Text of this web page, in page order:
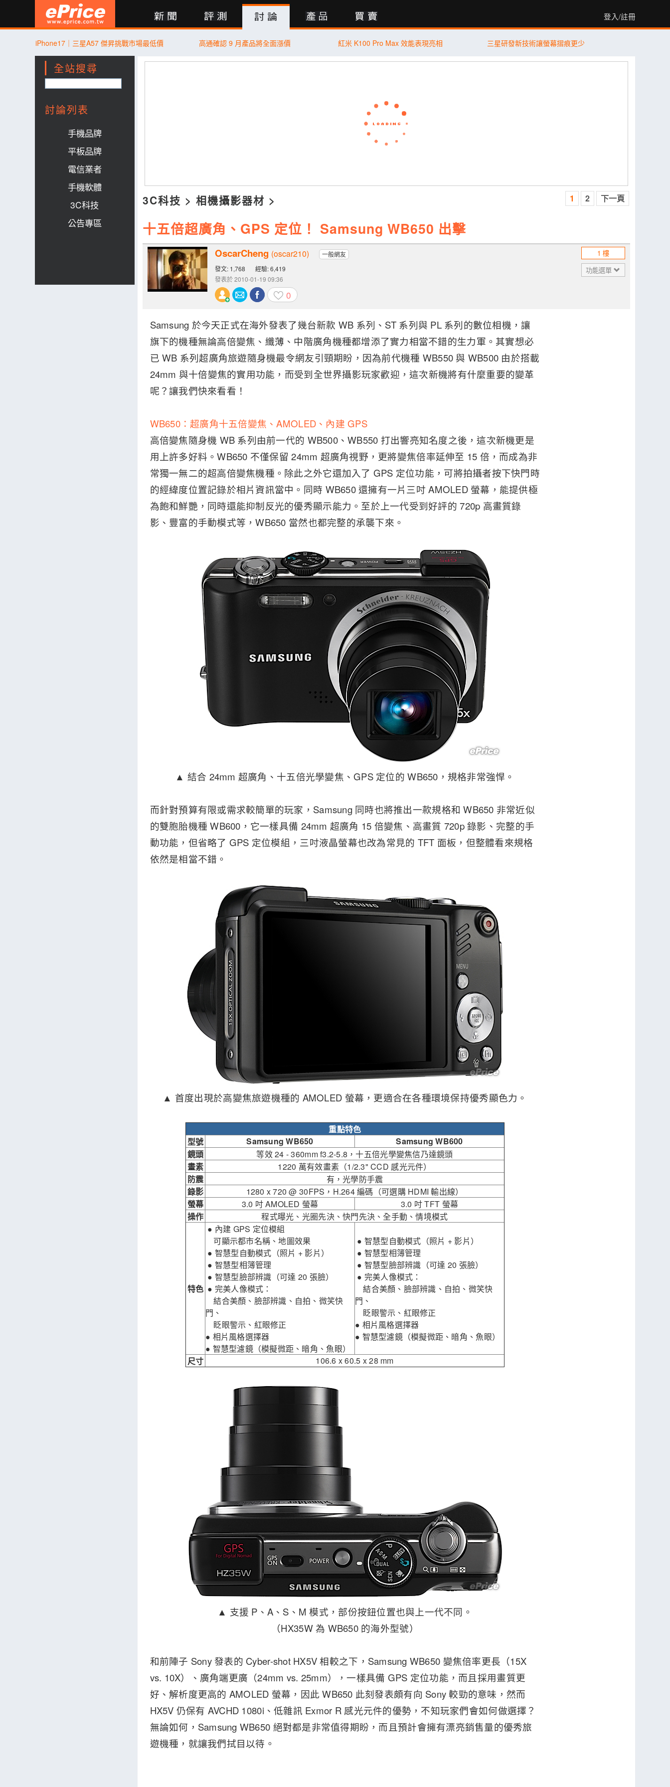
登入/註冊
評測 討論 產品 買賣 登入 行動版
iPhone17｜三星A57 傑昇挑戰市場最低價 高通確認 9 月產品將全面漲價 紅米 K100 Pro Max 效能表現亮相 三星研發新技術讓螢幕摺痕更少
全站搜尋
討論列表
手機品牌
平板品牌
電信業者
手機軟體
3C科技
公告專區
3C科技 > 相機攝影器材 > 1 2 下一頁
十五倍超廣角、GPS 定位！ Samsung WB650 出擊
OscarCheng (oscar210)
一般網友
發文: 1,768
經驗: 6,419
發表於 2010-01-19 09:36
0
1 樓
功能選單
Samsung 於今天正式在海外發表了幾台新款 WB 系列、ST 系列與 PL 系列的數位相機，讓
旗下的機種無論高倍變焦、纖薄、中階廣角機種都增添了實力相當不錯的生力軍。其實想必
已 WB 系列超廣角旅遊隨身機最令網友引頸期盼，因為前代機種 WB550 與 WB500 由於搭載
24mm 與十倍變焦的實用功能，而受到全世界攝影玩家歡迎，這次新機將有什麼重要的變革
呢？讓我們快來看看！
WB650：超廣角十五倍變焦、AMOLED、內建 GPS
高倍變焦隨身機 WB 系列由前一代的 WB500、WB550 打出響亮知名度之後，這次新機更是
用上許多好料。WB650 不僅保留 24mm 超廣角視野，更將變焦倍率延伸至 15 倍，而成為非
常獨一無二的超高倍變焦機種。除此之外它還加入了 GPS 定位功能，可將拍攝者按下快門時
的經緯度位置記錄於相片資訊當中。同時 WB650 還擁有一片三吋 AMOLED 螢幕，能提供極
為飽和鮮艷，同時還能抑制反光的優秀顯示能力。至於上一代受到好評的 720p 高畫質錄
影、豐富的手動模式等，WB650 當然也都完整的承襲下來。
▲ 結合 24mm 超廣角、十五倍光學變焦、GPS 定位的 WB650，規格非常強悍。
而針對預算有限或需求較簡單的玩家，Samsung 同時也將推出一款規格和 WB650 非常近似
的雙胞胎機種 WB600，它一樣具備 24mm 超廣角 15 倍變焦、高畫質 720p 錄影、完整的手
動功能，但省略了 GPS 定位模組，三吋液晶螢幕也改為常見的 TFT 面板，但整體看來規格
依然是相當不錯。
▲ 首度出現於高變焦旅遊機種的 AMOLED 螢幕，更適合在各種環境保持優秀顯色力。
重點特色
型號
Samsung WB650
Samsung WB600
鏡頭
等效 24 - 360mm f3.2-5.8，十五倍光學變焦信乃達鏡頭
畫素
1220 萬有效畫素（1/2.3" CCD 感光元件）
防震
有，光學防手震
錄影
1280 x 720 @ 30FPS，H.264 編碼（可選購 HDMI 輸出線）
螢幕
3.0 吋 AMOLED 螢幕
3.0 吋 TFT 螢幕
操作
程式曝光、光圈先決、快門先決、全手動、情境模式
特色
● 內建 GPS 定位模組
可顯示都市名稱、地圖效果
● 智慧型自動模式（照片 + 影片）
● 智慧型相簿管理
● 智慧型臉部辨識（可達 20 張臉）
● 完美人像模式：
空結合美顏、臉部辨識、自拍、微笑快
門、
眨眼警示、紅眼修正
● 相片風格選擇器
● 智慧型濾鏡（模擬微距、暗角、魚眼）
● 智慧型自動模式（照片 + 影片）
● 智慧型相簿管理
● 智慧型臉部辨識（可達 20 張臉）
● 完美人像模式：
空結合美顏、臉部辨識、自拍、微笑快
門、
眨眼警示、紅眼修正
● 相片風格選擇器
● 智慧型濾鏡（模擬微距、暗角、魚眼）
尺寸 106.6 x 60.5 x 28 mm
▲ 支援 P、A、S、M 模式，部份按鈕位置也與上一代不同。
（HX35W 為 WB650 的海外型號）
和前陣子 Sony 發表的 Cyber-shot HX5V 相較之下，Samsung WB650 變焦倍率更長（15X
vs. 10X）、廣角端更廣（24mm vs. 25mm），一樣具備 GPS 定位功能，而且採用畫質更
好、解析度更高的 AMOLED 螢幕，因此 WB650 此刻發表頗有向 Sony 較勁的意味，然而
HX5V 仍保有 AVCHD 1080i、低雜訊 Exmor R 感光元件的優勢，不知玩家們會如何做選擇？
無論如何，Samsung WB650 絕對都是非常值得期盼，而且預計會擁有漂亮銷售量的優秀旅
遊機種，就讓我們拭目以待。